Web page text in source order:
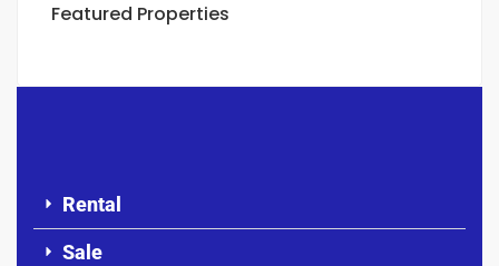
Featured Properties
Rental
Sale